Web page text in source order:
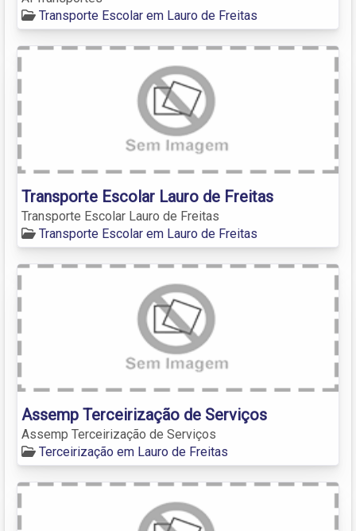
Transporte Escolar em Lauro de Freitas
Transporte Escolar Lauro de Freitas
Transporte Escolar Lauro de Freitas
Transporte Escolar em Lauro de Freitas
Assemp Terceirização de Serviços
Assemp Terceirização de Serviços
Terceirização em Lauro de Freitas